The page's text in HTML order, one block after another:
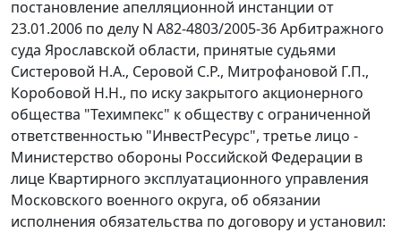
постановлениеапелляционной инстанции от
23.01.2006 по делу N А82-4803/2005-36 Арбитражного
суда Ярославской области, принятые судьями
Систеровой Н.А., Серовой С.Р., Митрофановой Г.П.,
Коробовой Н.Н., по иску закрытого акционерного
общества "Техимпекс" к обществу с ограниченной
ответственностью "ИнвестРесурс", третье лицо -
Министерство обороны Российской Федерации в
лице Квартирного эксплуатационного управления
Московского военного округа, об обязании
исполнения обязательства по договору и установил: